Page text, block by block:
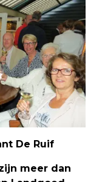
De Ruif
meer dan